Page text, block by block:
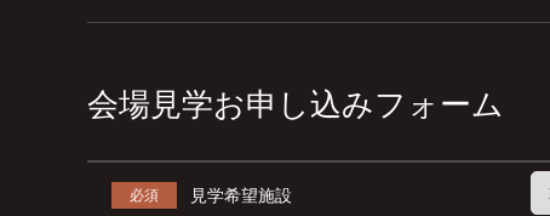
会場見学お申し込みフォーム
必須 見学希望施設